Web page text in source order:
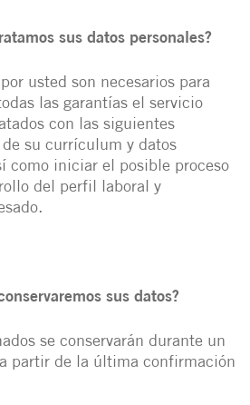
sus datos personales?
usted son necesarios para
las garantías el servicio
con las siguientes
su currículum y datos
como iniciar el posible proceso
del perfil laboral y
sus datos?
se conservarán durante un
partir de la última confirmación